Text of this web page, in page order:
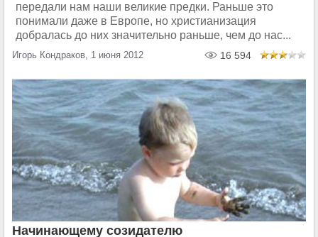
передали нам наши великие предки. Раньше это
понимали даже в Европе, но христианизация
добралась до них значительно раньше, чем до нас...
Игорь Кондраков, 1 июня 2012 16 594
Начинающему созидателю